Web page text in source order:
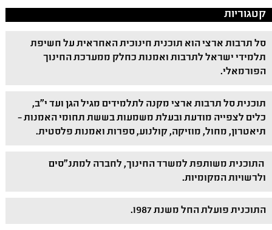
קטגוריות
סל תרבות ארצי הוא תוכנית חינוכית האחראית על חשיפת
תלמידי ישראל לתרבות ואמנות כחלק ממערכת החינוך
הפורמאלי.
תוכנית סל תרבות ארצי מקנה לתלמידים מגיל הגן ועד י"ב,
כלים לצפייה מודעת ובעלת משמעות בששת תחומי האמנות –
תיאטרון, מחול, מוזיקה, קולנוע, ספרות ואמנות פלסטית.
התוכנית משותפת למשרד החינוך, לחברה למתנ"סים
ולרשויות המקומיות.
התוכנית פועלת החל משנת 1987.